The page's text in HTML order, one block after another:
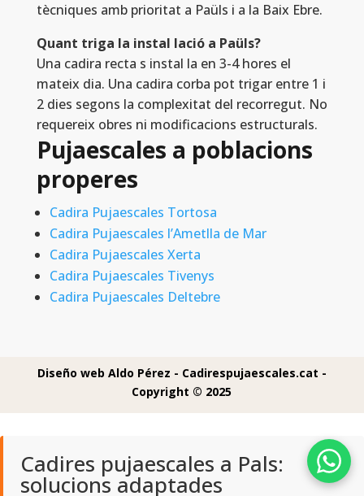
tècniques amb prioritat a Paüls i a la Baix Ebre.
Quant triga la instal lació a Paüls?
Una cadira recta s instal la en 3-4 hores el
mateix dia. Una cadira corba pot trigar entre 1 i
2 dies segons la complexitat del recorregut. No
requereix obres ni modificacions estructurals.
Pujaescales a poblacions
properes
Cadira Pujaescales Tortosa
Cadira Pujaescales l’Ametlla de Mar
Cadira Pujaescales Xerta
Cadira Pujaescales Tivenys
Cadira Pujaescales Deltebre
Diseño web Aldo Pérez - Cadirespujaescales.cat -
Copyright © 2025
Cadires pujaescales a Pals:
solucions adaptades